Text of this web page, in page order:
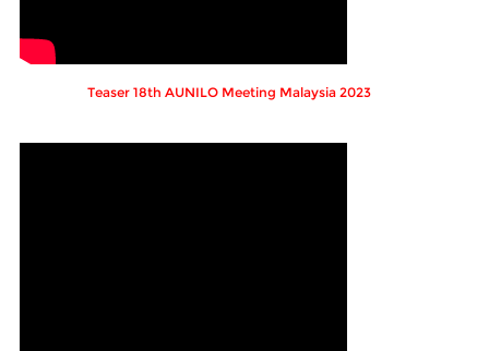
Teaser 18th AUNILO Meeting Malaysia 2023